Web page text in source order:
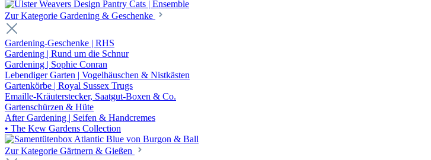
Zur Kategorie Gardening & Geschenke
Gardening-Geschenke | RHS
Gardening | Rund um die Schnur
Gardening | Sophie Conran
Lebendiger Garten | Vogelhäuschen & Nistkästen
Gartenkörbe | Royal Sussex Trugs
Emaille-Kräuterstecker, Saatgut-Boxen & Co.
Gartenschürzen & Hüte
After Gardening | Seifen & Handcremes
• The Kew Gardens Collection
Zur Kategorie Gärtnern & Gießen